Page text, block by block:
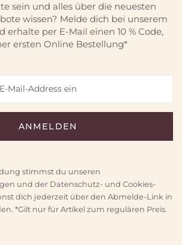
sein und alles über die neuesten
wissen? Melde dich bei unserem
erhalte per E-Mail einen 10 % Code,
ersten Online Bestellung*
stimmst du unseren
und der Datenschutz- und Cookies-
dich jederzeit über den Abmelde-Link in
*Gilt nur für Artikel zum regulären Preis.